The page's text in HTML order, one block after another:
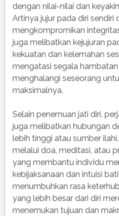
dengan nilai-nilai dan
Artinya jujur ​​pada diri sendiri
mengkompromikan
juga melibatkan kejujuran
kekuatan dan kelemahan
mengatasi segala
menghalangi seseorang
maksimalnya.
Selain penemuan jati diri,
juga melibatkan hubungan
lebih tinggi atau sumber
melalui doa, meditasi, atau
yang membantu individu
kebijaksanaan dan intuisi
menumbuhkan rasa
yang lebih besar dari diri
menemukan tujuan dan